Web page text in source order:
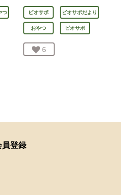
つ ビオサポ ビオサポだより
おやつ ビオサポ
お気に入り登録：
6
員登録